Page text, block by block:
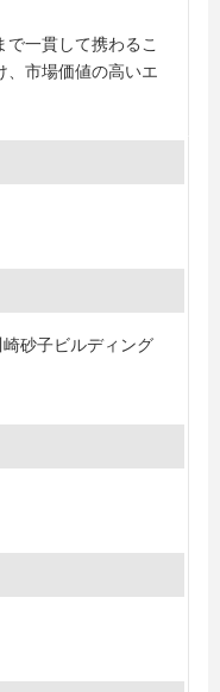
で一貫して携わるこ
、市場価値の高いエ
砂子ビルディング